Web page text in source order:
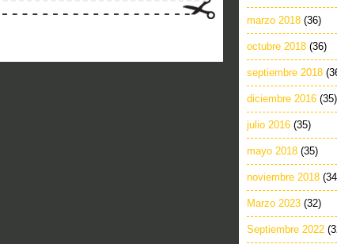
marzo 2018 (36)
octubre 2018 (36)
septiembre 2018
diciembre 2016 (35)
julio 2016 (35)
mayo 2018 (35)
noviembre 2018
Marzo 2023 (32)
Septiembre 2022